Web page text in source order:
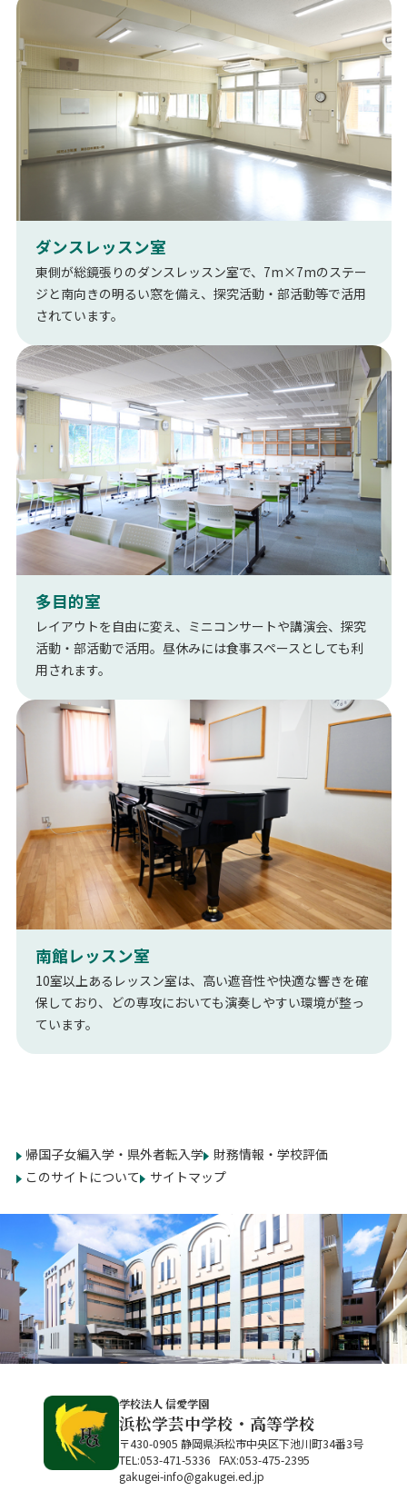
ダンスレッスン室
東側が総鏡張りのダンスレッスン室で、7m×7mのステー
ジと南向きの明るい窓を備え、探究活動・部活動等で活用
されています。
多目的室
レイアウトを自由に変え、ミニコンサートや講演会、探究
活動・部活動で活用。昼休みには食事スペースとしても利
用されます。
南館レッスン室
10室以上あるレッスン室は、高い遮音性や快適な響きを確
保しており、どの専攻においても演奏しやすい環境が整っ
ています。
帰国子女編入学・県外者転入学
財務情報・学校評価
このサイトについて
サイトマップ
学校法人 信愛学園
浜松学芸中学校・高等学校
〒430-0905 静岡県浜松市中央区下池川町34番3号
TEL:053-471-5336 FAX:053-475-2395
gakugei-info@gakugei.ed.jp